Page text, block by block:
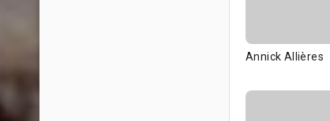
Annick Allières